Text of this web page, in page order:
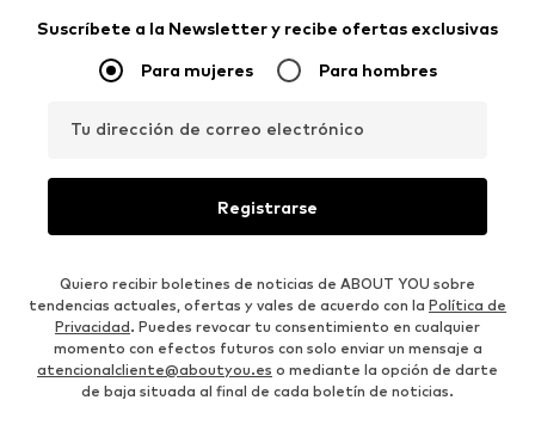
Suscríbete a la Newsletter y recibe ofertas exclusivas
Para mujeres Para hombres
Tu dirección de correo electrónico
Registrarse
Quiero recibir boletines de noticias de ABOUT YOU sobre
tendencias actuales, ofertas y vales de acuerdo con la Política de
Privacidad. Puedes revocar tu consentimiento en cualquier
momento con efectos futuros con solo enviar un mensaje a
atencionalcliente@aboutyou.es o mediante la opción de darte
de baja situada al final de cada boletín de noticias.